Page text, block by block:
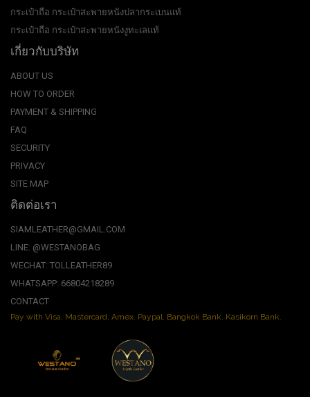
กระเป๋าถือ กระเป๋าสะพายหนังปลากระเบนแท้
กระเป๋าถือ กระเป๋าสะพายหนังงูทะเลแท้
เกี่ยวกับบริษัท
ABOUT US
HOW TO ORDER
PAYMENT & SHIPPING
FAQ
SECURITY
PRIVACY
SITE MAP
ติดต่อเรา
SIAMLEATHER@GMAIL.COM
LINE: @WESTANOBAG
WECHAT: TOLLEATHER89
WHATSAPP: 66804218289
CONTACT
Pay with Visa, Mastercard, Amex. Paypal. Bangkok Bank. Kasikorn Bank.